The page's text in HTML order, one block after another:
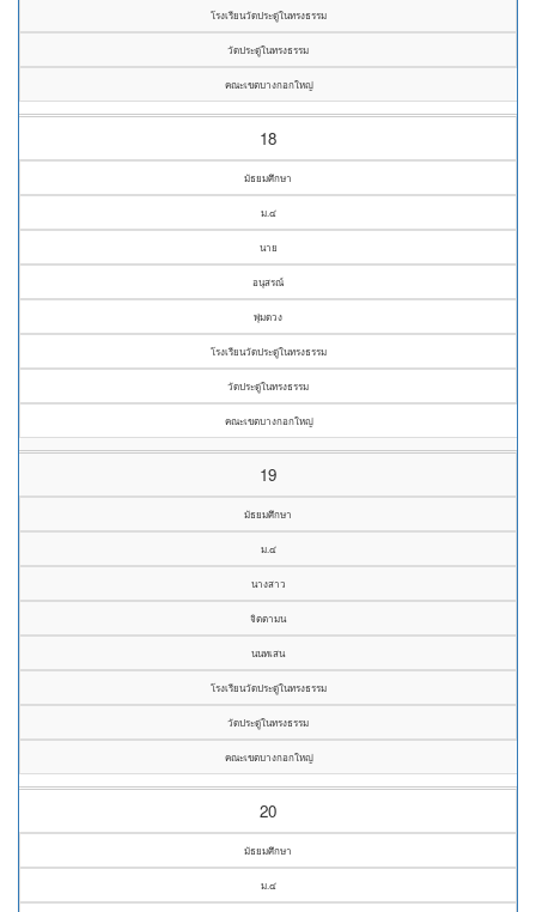
โรงเรียนวัดประดู่ในทรงธรรม
วัดประดู่ในทรงธรรม
คณะเขตบางกอกใหญ่
18
มัธยมศึกษา
ม.๔
นาย
อนุสรณ์
พุ่มดวง
โรงเรียนวัดประดู่ในทรงธรรม
วัดประดู่ในทรงธรรม
คณะเขตบางกอกใหญ่
19
มัธยมศึกษา
ม.๔
นางสาว
จิตตามน
นนทเสน
โรงเรียนวัดประดู่ในทรงธรรม
วัดประดู่ในทรงธรรม
คณะเขตบางกอกใหญ่
20
มัธยมศึกษา
ม.๔